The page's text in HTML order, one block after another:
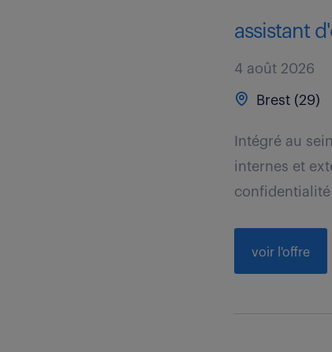
assistant
4 août 2026
Brest (29)
Intégré au
internes et
confidentialité
voir l'offre